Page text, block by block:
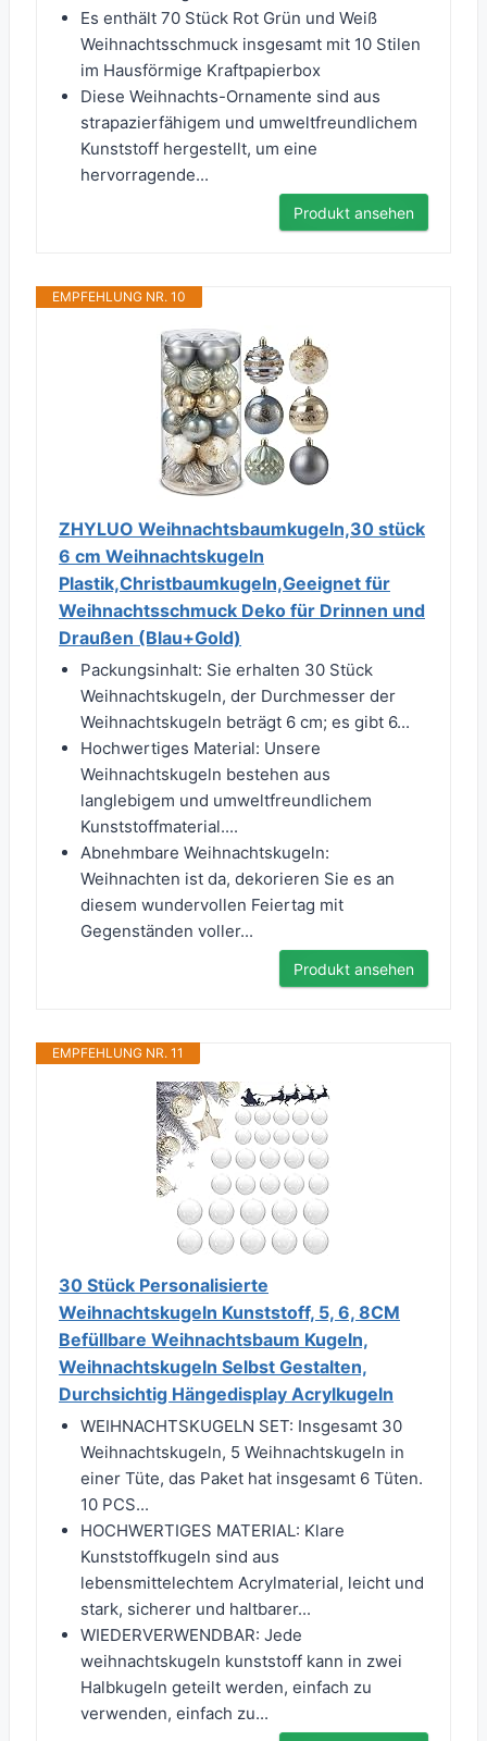
Es enthält 70 Stück Rot Grün und Weiß
Weihnachtsschmuck insgesamt mit 10 Stilen
im Hausförmige Kraftpapierbox
Diese Weihnachts-Ornamente sind aus
strapazierfähigem und umweltfreundlichem
Kunststoff hergestellt, um eine
hervorragende...
Produkt ansehen
EMPFEHLUNG NR. 10
ZHYLUO Weihnachtsbaumkugeln,30 stück
6 cm Weihnachtskugeln
Plastik,Christbaumkugeln,Geeignet für
Weihnachtsschmuck Deko für Drinnen und
Draußen (Blau+Gold)
Packungsinhalt: Sie erhalten 30 Stück
Weihnachtskugeln, der Durchmesser der
Weihnachtskugeln beträgt 6 cm; es gibt 6...
Hochwertiges Material: Unsere
Weihnachtskugeln bestehen aus
langlebigem und umweltfreundlichem
Kunststoffmaterial....
Abnehmbare Weihnachtskugeln:
Weihnachten ist da, dekorieren Sie es an
diesem wundervollen Feiertag mit
Gegenständen voller...
Produkt ansehen
EMPFEHLUNG NR. 11
30 Stück Personalisierte
Weihnachtskugeln Kunststoff, 5, 6, 8CM
Befüllbare Weihnachtsbaum Kugeln,
Weihnachtskugeln Selbst Gestalten,
Durchsichtig Hängedisplay Acrylkugeln
WEIHNACHTSKUGELN SET: Insgesamt 30
Weihnachtskugeln, 5 Weihnachtskugeln in
einer Tüte, das Paket hat insgesamt 6 Tüten.
10 PCS...
HOCHWERTIGES MATERIAL: Klare
Kunststoffkugeln sind aus
lebensmittelechtem Acrylmaterial, leicht und
stark, sicherer und haltbarer...
WIEDERVERWENDBAR: Jede
weihnachtskugeln kunststoff kann in zwei
Halbkugeln geteilt werden, einfach zu
verwenden, einfach zu...